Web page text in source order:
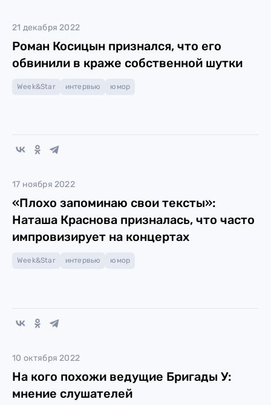
21 декабря 2022
Роман Косицын признался, что его
обвинили в краже собственной шутки
Week&Star интервью юмор
17 ноября 2022
«Плохо запоминаю свои тексты»:
Наташа Краснова призналась, что часто
импровизирует на концертах
Week&Star интервью юмор
10 октября 2022
На кого похожи ведущие Бригады У:
мнение слушателей